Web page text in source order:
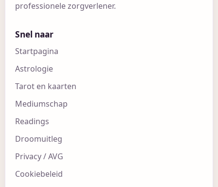
professionele zorgverlener.
Snel naar
Startpagina
Astrologie
Tarot en kaarten
Mediumschap
Readings
Droomuitleg
Privacy / AVG
Cookiebeleid